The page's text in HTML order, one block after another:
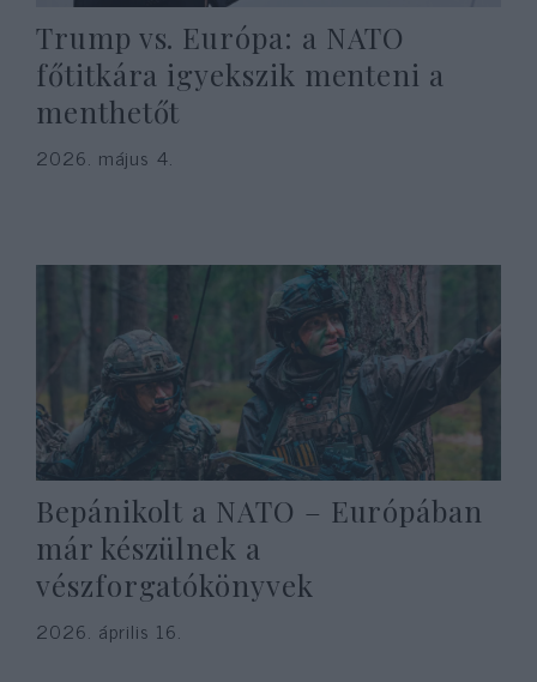
Trump vs. Európa: a NATO
főtitkára igyekszik menteni a
menthetőt
2026. május 4.
Bepánikolt a NATO – Európában
már készülnek a
vészforgatókönyvek
2026. április 16.